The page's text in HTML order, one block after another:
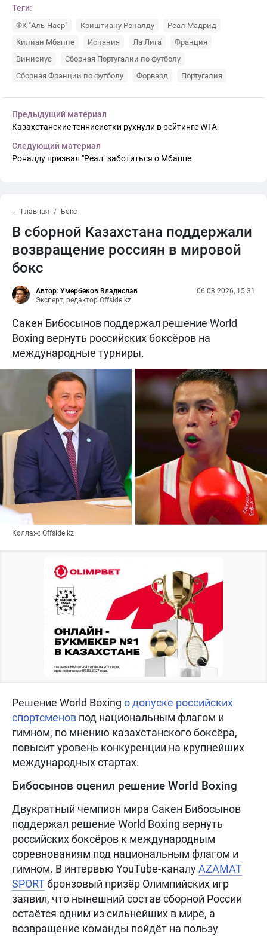
Теги:
ФК "Аль-Наср" Криштиану Роналду
Реал Мадрид
Килиан Мбаппе
Испания Ла Лига
Франция
Винисиус
Сборная Португалии по футболу
Сборная Франции по футболу
Форвард Португалия
Предыдущий материал
Казахстанские теннисистки рухнули в рейтинге WTA
Следующий материал
Роналду призвал "Реал" заботиться о Мбаппе
← Главная Бокс
В сборной Казахстана поддержали
возвращение россиян в мировой
бокс
Автор: Умербеков Владислав
Эксперт, редактор Offside.kz
06.08.2026, 15:31
Сакен Бибосынов поддержал решение World
Boxing вернуть российских боксёров на
международные турниры.
Коллаж: Offside.kz
Решение World Boxing о допуске российских
спортсменов под национальным флагом и
гимном, по мнению казахстанского боксёра,
повысит уровень конкуренции на крупнейших
международных стартах.
Бибосынов оценил решение World Boxing
Двукратный чемпион мира Сакен Бибосынов
поддержал решение World Boxing вернуть
российских боксёров к международным
соревнованиям под национальным флагом и
гимном. В интервью YouTube-каналуAZAMAT
SPORTбронзовый призёр Олимпийских игр
заявил, что нынешний состав сборной России
остаётся одним из сильнейших в мире, а
возвращение команды пойдёт на пользу